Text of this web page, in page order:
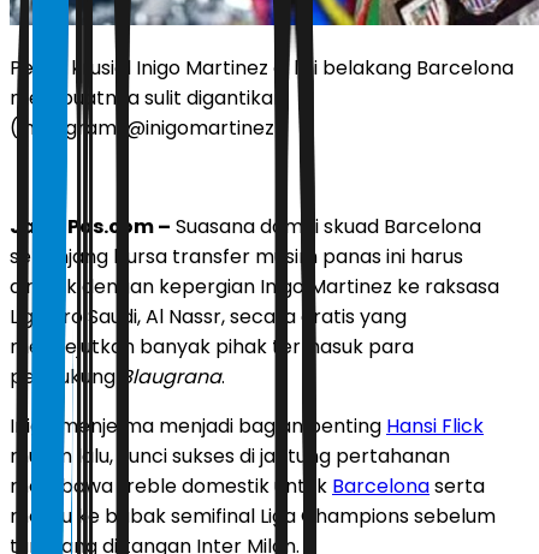
Peran krusial Inigo Martinez di lini belakang Barcelona
membuatnya sulit digantikan.
(Instagram/@inigomartinez)
JawaPos.com – Suasana damai skuad Barcelona
sepanjang bursa transfer musim panas ini harus
dirusak dengan kepergian Inigo Martinez ke raksasa
Liga Pro Saudi, Al Nassr, secara gratis yang
mengejutkan banyak pihak termasuk para
pendukung Blaugrana.
Inigo menjelma menjadi bagian penting Hansi Flick
musim lalu, kunci sukses di jantung pertahanan
membawa treble domestik untuk Barcelonaserta
melaju ke babak semifinal Liga Champions sebelum
tumbang di tangan Inter Milan.